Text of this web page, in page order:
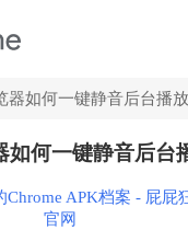
器如何一键静音后台播
如何一键静音后台
Chrome APK档案 - 屁屁
官网